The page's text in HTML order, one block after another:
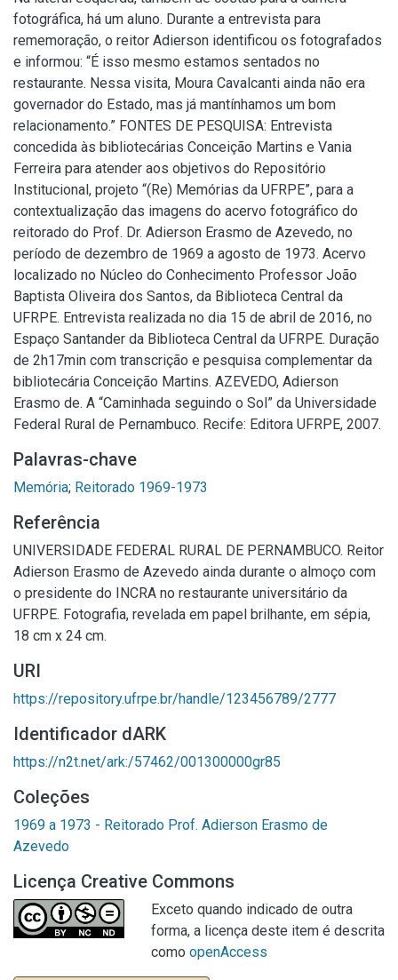
fotográfica, há um aluno. Durante a entrevista para
rememoração, o reitor Adierson identificou os fotografados
e informou: “É isso mesmo estamos sentados no
restaurante. Nessa visita, Moura Cavalcanti ainda não era
governador do Estado, mas já mantínhamos um bom
relacionamento.” FONTES DE PESQUISA: Entrevista
concedida às bibliotecárias Conceição Martins e Vania
Ferreira para atender aos objetivos do Repositório
Institucional, projeto “(Re) Memórias da UFRPE”, para a
contextualização das imagens do acervo fotográfico do
reitorado do Prof. Dr. Adierson Erasmo de Azevedo, no
período de dezembro de 1969 a agosto de 1973. Acervo
localizado no Núcleo do Conhecimento Professor João
Baptista Oliveira dos Santos, da Biblioteca Central da
UFRPE. Entrevista realizada no dia 15 de abril de 2016, no
Espaço Santander da Biblioteca Central da UFRPE. Duração
de 2h17min com transcrição e pesquisa complementar da
bibliotecária Conceição Martins. AZEVEDO, Adierson
Erasmo de. A “Caminhada seguindo o Sol” da Universidade
Federal Rural de Pernambuco. Recife: Editora UFRPE, 2007.
Palavras-chave
Memória; Reitorado 1969-1973
Referência
UNIVERSIDADE FEDERAL RURAL DE PERNAMBUCO. Reitor
Adierson Erasmo de Azevedo ainda durante o almoço com
o presidente do INCRA no restaurante universitário da
UFRPE. Fotografia, revelada em papel brilhante, em sépia,
18 cm x 24 cm.
URI
https://repository.ufrpe.br/handle/123456789/2777
Identificador dARK
https://n2t.net/ark:/57462/001300000gr85
Coleções
1969 a 1973 - Reitorado Prof. Adierson Erasmo de
Azevedo
Licença Creative Commons
Exceto quando indicado de outra
forma, a licença deste item é descrita
como openAccess